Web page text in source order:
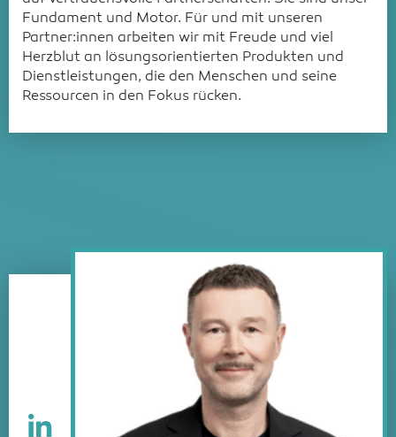
Fundament und Motor. Für und mit unseren
Partner:innen arbeiten wir mit Freude und viel
Herzblut an lösungsorientierten Produkten und
Dienstleistungen, die den Menschen und seine
Ressourcen in den Fokus rücken.